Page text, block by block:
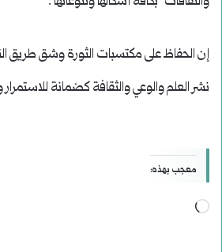
إن الحفاظ على مكتسبات الثورة وشق طريق
نشر العلم والوعي والثقافة كضمانة
معجب بهذه:
جاري